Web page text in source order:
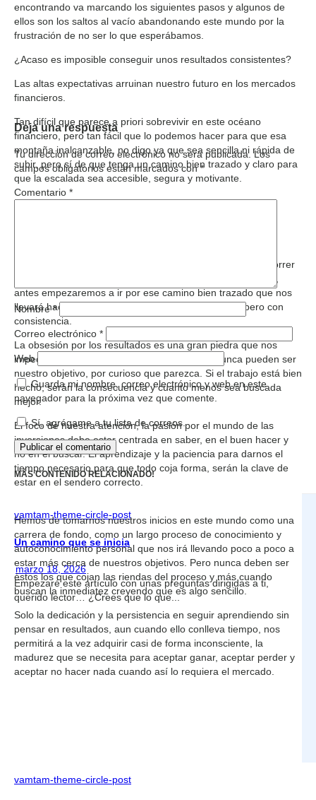
encontrando va marcando los siguientes pasos y algunos de
ellos son los saltos al vacío abandonando este mundo por la
frustración de no ser lo que esperábamos.
¿Acaso es imposible conseguir unos resultados consistentes?
Las altas expectativas arruinan nuestro futuro en los mercados
financieros.
Tan difícil que parece a priori sobrevivir en este océano
financiero, pero tan fácil que lo podemos hacer para que esa
montaña inalcanzable, no digo ya que sea sencilla ni rápida de
subir, pero sí de que tenga un camino bien trazado y claro para
que la escalada sea accesible, segura y motivante.
permanencia a este mundo. El camino que nos tocará recorrer
antes empezaremos a ir por ese camino bien trazado que nos
llevará hacia la cima de la montaña, lentamente sí, pero con
consistencia.
La obsesión por los resultados es una gran piedra que nos
impedirá caminar y seguir avanzando. Éstos nunca pueden ser
nuestro objetivo, por curioso que parezca. Si el trabajo está bien
hecho, serán la consecuencia y cuanto menos sea buscada
mejor.
El foco de nuestra atención, la pasión por el mundo de las
inversiones debe estar centrada en saber, en el buen hacer y
no en el buscar. El aprendizaje y la paciencia para darnos el
tiempo necesario para que todo coja forma, serán la clave de
estar en el sendero correcto.
Hemos de tomarnos nuestros inicios en este mundo como una
carrera de fondo, como un largo proceso de conocimiento y
autoconocimiento personal que nos irá llevando poco a poco a
estar más cerca de nuestros objetivos. Pero nunca deben ser
éstos los que cojan las riendas del proceso y más cuando
buscan la inmediatez creyendo que es algo sencillo.
Solo la dedicación y la persistencia en seguir aprendiendo sin
pensar en resultados, aun cuando ello conlleva tiempo, nos
permitirá a la vez adquirir casi de forma inconsciente, la
madurez que se necesita para aceptar ganar, aceptar perder y
aceptar no hacer nada cuando así lo requiera el mercado.
Deja una respuesta
Tu dirección de correo electrónico no será publicada. Los
campos obligatorios están marcados con*
Comentario *
Nombre*
Correo electrónico *
Web
Guarda mi nombre, correo electrónico y web en este
navegador para la próxima vez que comente.
Sí, agrégame a tu lista de correos.
MÁS CONTENIDO RELACIONADO!
vamtam-theme-circle-post
Un camino que se inicia
marzo 18, 2026
Empezaré este artículo con unas preguntas dirigidas a ti,
querido lector… ¿Crees que lo que...
vamtam-theme-circle-post